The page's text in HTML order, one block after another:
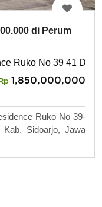
di Perum
Ruko No 39 41
1,850,000,000
Ruko No 39-
Kab. Sidoarjo, Jawa